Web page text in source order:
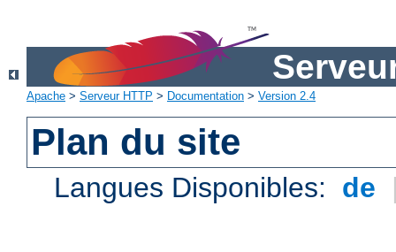
Apache > Serveur HTTP > Documentation > Version 2.4
Plan du site
Langues Disponibles: de